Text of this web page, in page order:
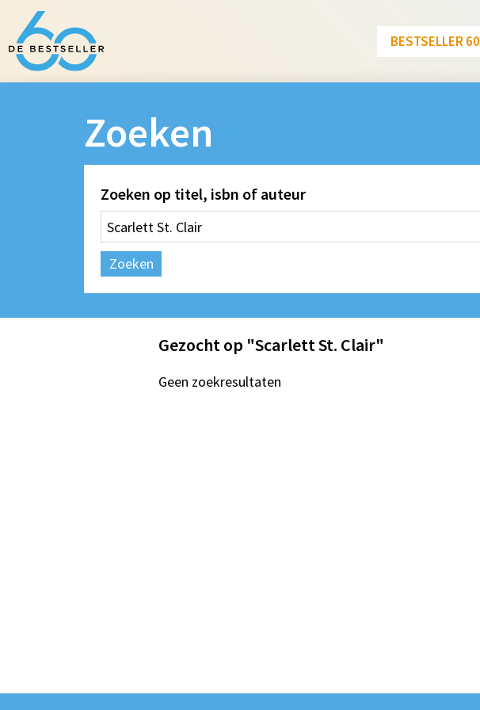
BESTSELLER 60
Zoeken
Zoeken op titel, isbn of auteur
Zoeken
Gezocht op "Scarlett St. Clair"
Geen zoekresultaten